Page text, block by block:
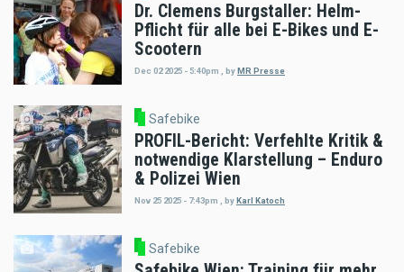
Dr. Clemens Burgstaller: Helm-
Pflicht für alle bei E-Bikes und E-
Scootern
Dec 02 2025 - 5:40pm , by MR Presse
Safebike
PROFIL-Bericht: Verfehlte Kritik &
notwendige Klarstellung – Enduro
& Polizei Wien
Nov 25 2025 - 7:43pm , byKarl Katoch
Safebike